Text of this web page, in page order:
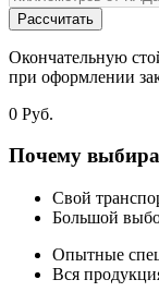
Рассчитать
Окончательную
при оформлении
0 Руб.
Почему
Свой
Большой
Опытные
Вся